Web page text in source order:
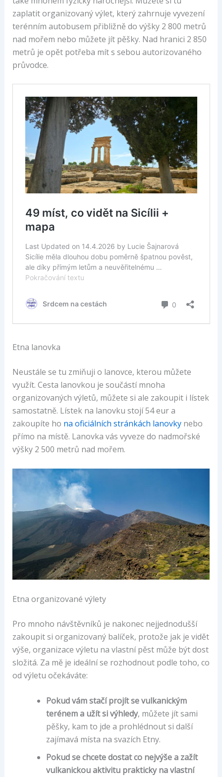
zaplatit organizovaný výlet, který zahrnuje vyvezení
terénním autobusem přibližně do výšky 2 800 metrů
nad mořem nebo můžete jít pěšky. Nad hranici 2 850
metrů je opět potřeba mít s sebou autorizovaného
průvodce.
Etna lanovka
Neustále se tu zmiňuji o lanovce, kterou můžete
využít. Cesta lanovkou je součástí mnoha
organizovaných výletů, můžete si ale zakoupit i lístek
samostatně. Lístek na lanovku stojí 54 eur a
zakoupíte ho na oficiálních stránkách lanovkynebo
přímo na místě. Lanovka vás vyveze do nadmořské
výšky 2 500 metrů nad mořem.
Etna organizované výlety
Pro mnoho návštěvníků je nakonec nejjednodušší
zakoupit si organizovaný balíček, protože jak je vidět
výše, organizace výletu na vlastní pěst může být dost
složitá. Za mě je ideální se rozhodnout podle toho, co
od výletu očekáváte:
Pokud vám stačí projít se vulkanickým
terénem a užít si výhledy, můžete jít sami
pěšky, kam to jde a prohlédnout si další
zajímavá místa na svazích Etny.
Pokud se chcete dostat co nejvýše a zažít
vulkanickou aktivitu prakticky na vlastní